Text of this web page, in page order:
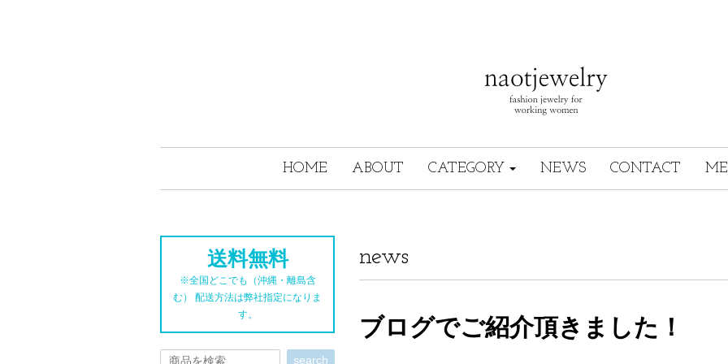
HOME ABOUT CATEGORY NEWS CONTACT
news
ブログでご紹介頂きました！
送料無料
※全国どこでも（沖縄・離島含
む） 配送方法は弊社指定になりま
す。
search